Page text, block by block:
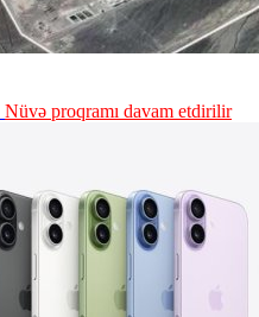
Nüvə proqramı davam etdirilir